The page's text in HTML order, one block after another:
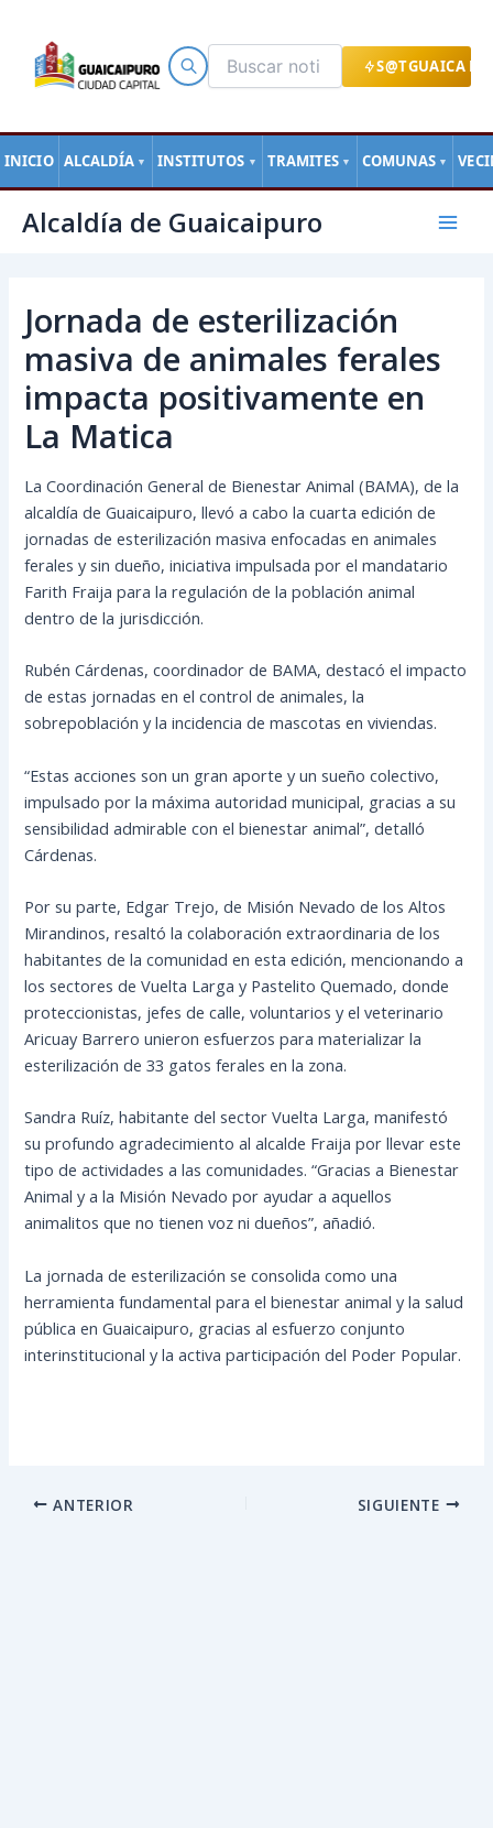
S@TGUAICA
INICIO ALCALDÍA ▼ INSTITUTOS ▼ TRAMITES ▼ COMUNAS ▼
contenido
Alcaldía de Guaicaipuro
Main
Jornada de esterilización
masiva de animales ferales
impacta positivamente en
La Matica
La Coordinación General de Bienestar Animal (BAMA), de la
alcaldía de Guaicaipuro, llevó a cabo la cuarta edición de
jornadas de esterilización masiva enfocadas en animales
ferales y sin dueño, iniciativa impulsada por el mandatario
Farith Fraija para la regulación de la población animal
dentro de la jurisdicción.
Rubén Cárdenas, coordinador de BAMA, destacó el impacto
de estas jornadas en el control de animales, la
sobrepoblación y la incidencia de mascotas en viviendas.
“Estas acciones son un gran aporte y un sueño colectivo,
impulsado por la máxima autoridad municipal, gracias a su
sensibilidad admirable con el bienestar animal”, detalló
Cárdenas.
Por su parte, Edgar Trejo, de Misión Nevado de los Altos
Mirandinos, resaltó la colaboración extraordinaria de los
habitantes de la comunidad en esta edición, mencionando a
los sectores de Vuelta Larga y Pastelito Quemado, donde
proteccionistas, jefes de calle, voluntarios y el veterinario
Aricuay Barrero unieron esfuerzos para materializar la
esterilización de 33 gatos ferales en la zona.
Sandra Ruíz, habitante del sector Vuelta Larga, manifestó
su profundo agradecimiento al alcalde Fraija por llevar este
tipo de actividades a las comunidades. “Gracias a Bienestar
Animal y a la Misión Nevado por ayudar a aquellos
animalitos que no tienen voz ni dueños”, añadió.
La jornada de esterilización se consolida como una
herramienta fundamental para el bienestar animal y la salud
pública en Guaicaipuro, gracias al esfuerzo conjunto
interinstitucional y la activa participación del Poder Popular.
de
ANTERIOR SIGUIENTE